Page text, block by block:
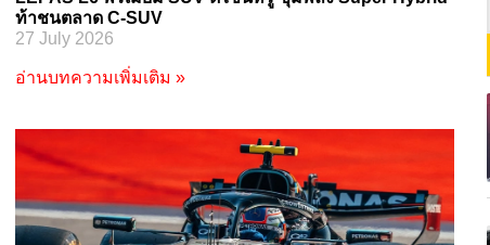
ท้าชนตลาด C-SUV
27 July 2026
อ่านบทความเพิ่มเติม »